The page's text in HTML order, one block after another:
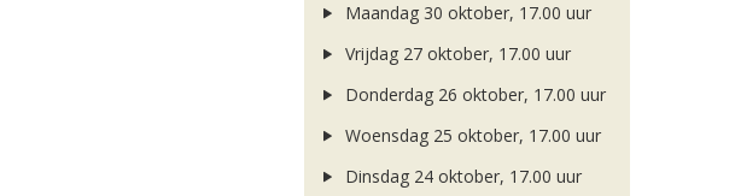
Maandag 30 oktober, 17.00 uur
Vrijdag 27 oktober, 17.00 uur
Donderdag 26 oktober, 17.00 uur
Woensdag 25 oktober, 17.00 uur
Dinsdag 24 oktober, 17.00 uur